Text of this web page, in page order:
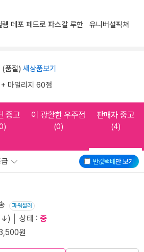
렘 데포 페드로 파스칼 루한
유니버설픽쳐
(품절) 새상품보기
마일리지 60점
중고 이 광활한 우주점
(0)
판매자 중고
(4)
반값택배만 보기
파워셀러
│ 상태 : 중
원